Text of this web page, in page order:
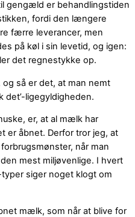
gengæld er behandlingstiden
fordi den længere
færre leverancer, men
på køl i sin levetid, og igen:
det regnestykke op.
så er det, at man nemt
det’-ligegyldigheden.
er, at al mælk har
er åbnet. Derfor tror jeg, at
når man
mest miljøvenlige. I hvert
siger noget klogt om
mælk, som når at blive for